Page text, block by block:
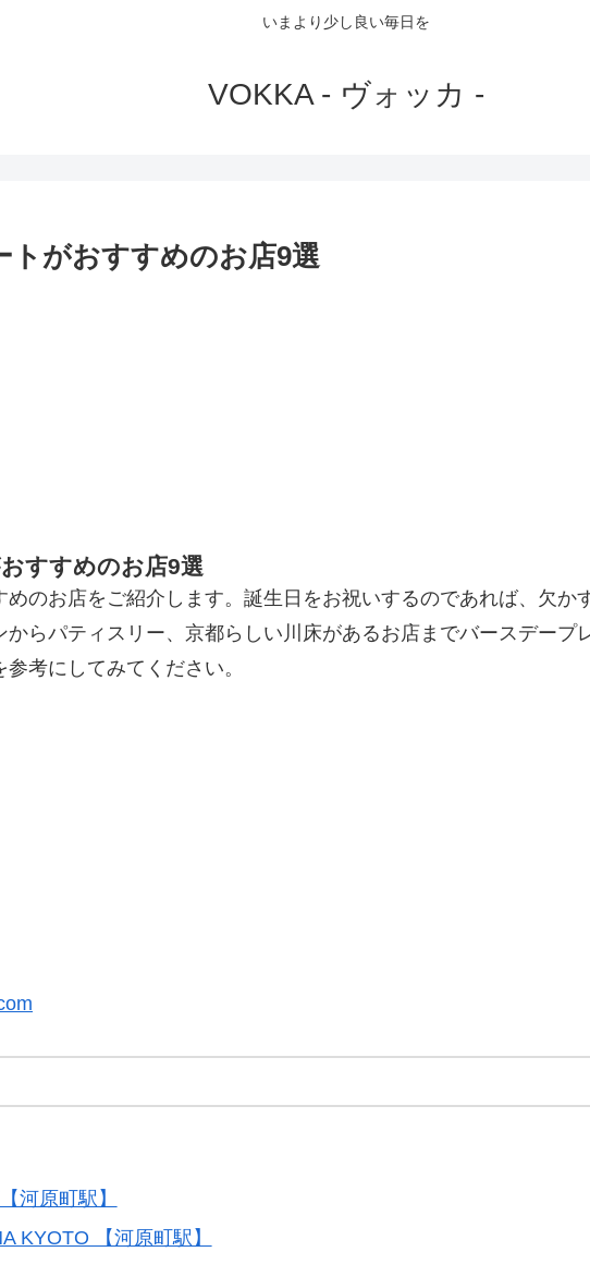
いまより少し良い毎日を
VOKKA - ヴォッカ -
トがおすすめのお店9選
すすめのお店9選
のお店をご紹介します。誕生日をお祝いするのであれば、欠
らパティスリー、京都らしい川床があるお店までバースデー
考にしてみてください。
河原町駅】
KYOTO 【河原町駅】